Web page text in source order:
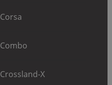
Corsa
Combo
Crossland-X